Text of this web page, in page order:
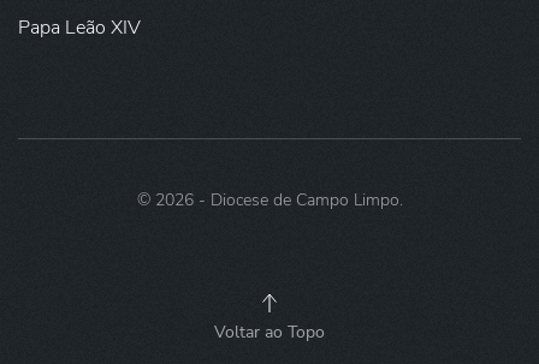
Papa Leão XIV
© 2026- Diocese de Campo Limpo.
Voltar ao Topo